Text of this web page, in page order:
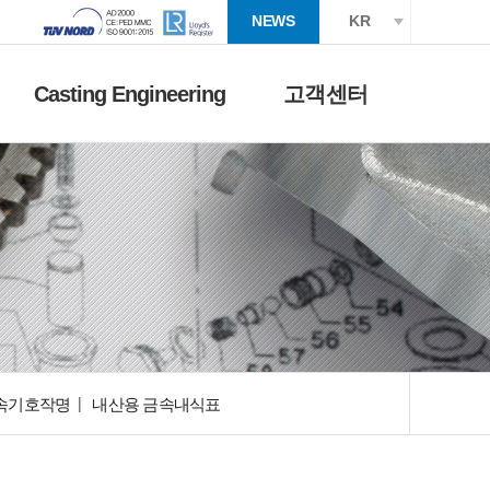
NEWS KR
Casting Engineering 고객센터
기호작명 내산용 금속내식표